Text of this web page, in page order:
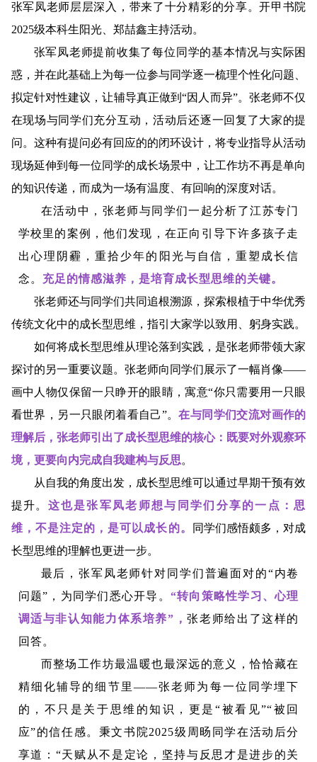
张军凤老师层层深入，带来了十分精彩的分享。开甲书院
2025级本科生阳光、郑喆鑫主持活动。
张军凤老师提前收集了每位同学的基本情况与实际困
惑，并在此基础上为每一位参与同学逐一梳理个性化问题、
拟定针对性建议，让辅导真正做到“因人而异”。张老师不仅
在现场与同学们充分互动，活动后还逐一回复了大家的提
问。这种有提问必有回应的的闭环设计，将专业指导从活动
现场延伸到每一位同学的成长场景中，让工作坊不再是单向
的知识传递，而成为一场有温度、有回响的深度对话。
在活动中，张老师与同学们一起分析了江苏专门
学校里的案例，他们发现，在正向引导下许多孩子走
出心理阴霾，重拾少年的阳光与自信，重塑成长信
念。 充足的情感滋养，是培育成长型思维的关键。
张老师还与同学们共同追根溯源，探索根植于中华优秀
传统文化中的成长型思维，指引大家学以致用、躬身实践。
如何将成长型思维从理论落到实践，是张老师带领大家
探讨的另一重要议题。张老师向同学们展示了一幅肖像——
画中人物仅保留一只睁开的眼睛，寓意“你只需要用一只眼
看世界，另一只眼闭着看自己”。在与同学们交流对画作的
理解后，张老师引出了成长型思维的核心：既要对外观察环
境，更要向内完成自我建构与反思。
从自我的角度出发， 成长型思维可以通过早期干预有效
提升。 这也是张军凤老师想与同学们分享的一点：思
维，不是注定的，是可以成长的。
同学们感悟颇多，对成
长型思维的理解也更进一步。
最后，张军凤老师针对同学们普遍面对的“内卷
问题”，为同学们悉心开导。 “转向策略性学习、心理
调适与非认知能力体系培养” ，张老师给出了这样的
回答。
而整场工作坊最温暖也最深远的意义，恰恰藏在
精细化辅导的细节里——张老师为每一位同学埋下
的，不只是关于思维的知识，更是“被看见”“被回
应”的信任感。秉文书院2025级周旸同学在活动后分
享道：“天赋从不是定论，坚持与反思才是进步的关